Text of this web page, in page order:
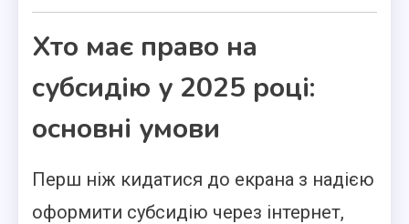
Хто має право на
субсидію у 2025 році:
основні умови
Перш ніж кидатися до екрана з надією
оформити субсидію через інтернет,